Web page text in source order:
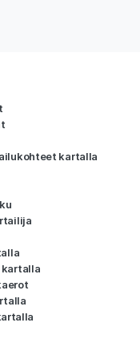
kartalla
kartalla